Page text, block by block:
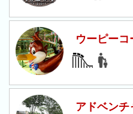
年
(日
ご
と)
2024
年
(日
ウーピー
アドベンチ